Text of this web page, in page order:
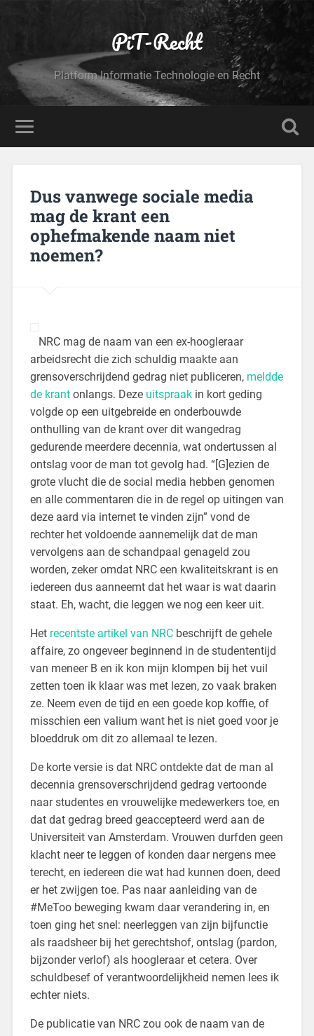
PiT-Recht
Platform Informatie Technologie en Recht
Dus vanwege sociale media
mag de krant een
ophefmakende naam niet
noemen?
NRC mag de naam van een ex-hoogleraar
arbeidsrecht die zich schuldig maakte aan
grensoverschrijdend gedrag niet publiceren, meldde
de krantonlangs. Deze uitspraakin kort geding
volgde op een uitgebreide en onderbouwde
onthulling van de krant over dit wangedrag
gedurende meerdere decennia, wat ondertussen al
ontslag voor de man tot gevolg had. “[G]ezien de
grote vlucht die de social media hebben genomen
en alle commentaren die in de regel op uitingen van
deze aard via internet te vinden zijn” vond de
rechter het voldoende aannemelijk dat de man
vervolgens aan de schandpaal genageld zou
worden, zeker omdat NRC een kwaliteitskrant is en
iedereen dus aanneemt dat het waar is wat daarin
staat. Eh, wacht, die leggen we nog een keer uit.
Het recentste artikel van NRCbeschrijft de gehele
affaire, zo ongeveer beginnend in de studententijd
van meneer B en ik kon mijn klompen bij het vuil
zetten toen ik klaar was met lezen, zo vaak braken
ze. Neem even de tijd en een goede kop koffie, of
misschien een valium want het is niet goed voor je
bloeddruk om dit zo allemaal te lezen.
De korte versie is dat NRC ontdekte dat de man al
decennia grensoverschrijdend gedrag vertoonde
naar studentes en vrouwelijke medewerkers toe, en
dat dat gedrag breed geaccepteerd werd aan de
Universiteit van Amsterdam. Vrouwen durfden geen
klacht neer te leggen of konden daar nergens mee
terecht, en iedereen die wat had kunnen doen, deed
er het zwijgen toe. Pas naar aanleiding van de
#MeToo beweging kwam daar verandering in, en
toen ging het snel: neerleggen van zijn bijfunctie
als raadsheer bij het gerechtshof, ontslag (pardon,
bijzonder verlof) als hoogleraar et cetera. Over
schuldbesef of verantwoordelijkheid nemen lees ik
echter niets.
De publicatie van NRC zou ook de naam van de